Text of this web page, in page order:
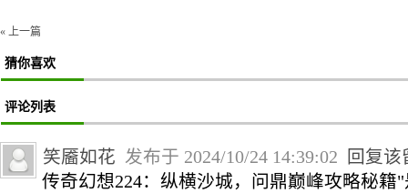
« 上一篇
猜你喜欢
评论列表
笑靥如花 发布于 2024/10/24 14:39:02
回复该
传奇幻想224：纵横沙城，问鼎巅峰攻略秘籍